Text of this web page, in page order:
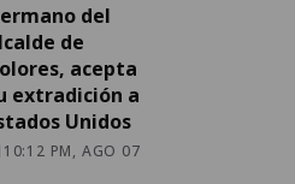
del
de
acepta
extradición a
Unidos
10:12 PM, AGO 07